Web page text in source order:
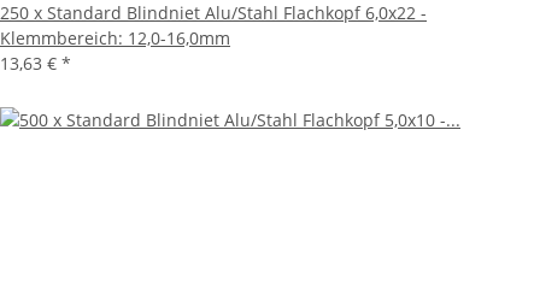
250 x Standard Blindniet Alu/Stahl Flachkopf 6,0x22 -
Klemmbereich: 12,0-16,0mm
13,63 € *